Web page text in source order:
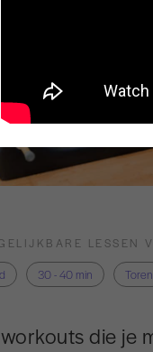
LESSEN
30 - 40 min Toren
die je